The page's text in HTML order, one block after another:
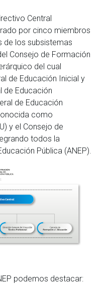
Central
por cinco miembros
de los subsistemas
Consejo de Formación
del cual
de Educación Inicial y
de Educación
de Educación
como
y el Consejo de
todos la
Pública (ANEP).
podemos destacar: